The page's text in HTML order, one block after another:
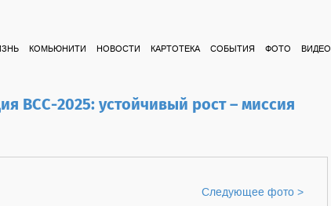
КОМЬЮНИТИ НОВОСТИ КАРТОТЕКА СОБЫТИЯ ФОТО ВИДЕО
ВСС-2025: устойчивый рост – миссия
Следующее фото >